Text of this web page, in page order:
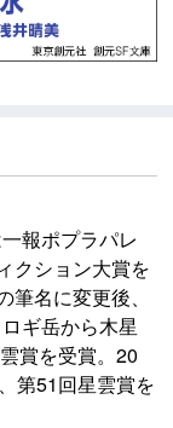
報ポプラパレ
クション大賞を
名に変更後、
ギ岳から木星
賞を受賞。20
第51回星雲賞を